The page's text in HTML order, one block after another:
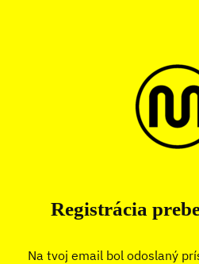
Registrácia
Na tvoj email bol odoslaný